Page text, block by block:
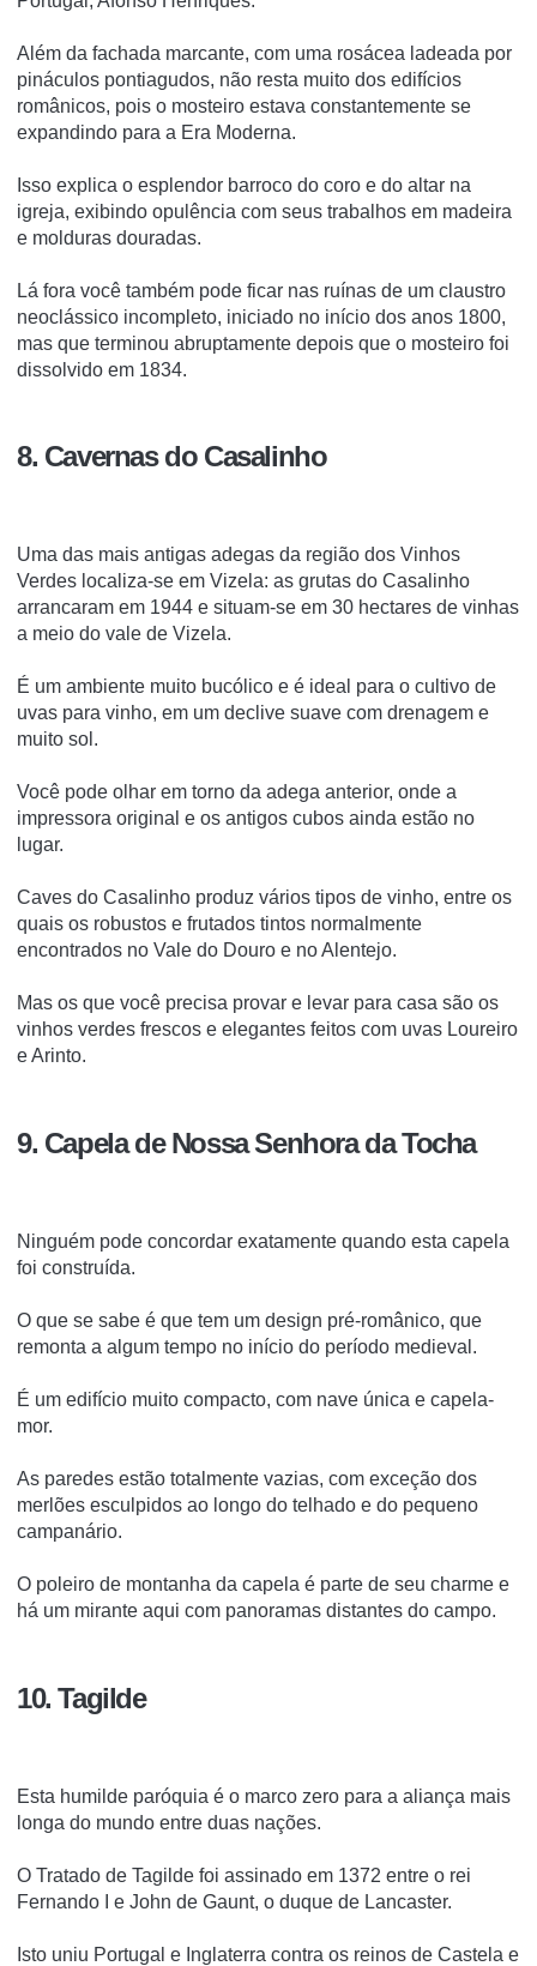
Além da fachada marcante, com uma rosácea ladeada por
pináculos pontiagudos, não resta muito dos edifícios
românicos, pois o mosteiro estava constantemente se
expandindo para a Era Moderna.
Isso explica o esplendor barroco do coro e do altar na
igreja, exibindo opulência com seus trabalhos em madeira
e molduras douradas.
Lá fora você também pode ficar nas ruínas de um claustro
neoclássico incompleto, iniciado no início dos anos 1800,
mas que terminou abruptamente depois que o mosteiro foi
dissolvido em 1834.
8. Cavernas do Casalinho
Uma das mais antigas adegas da região dos Vinhos
Verdes localiza-se em Vizela: as grutas do Casalinho
arrancaram em 1944 e situam-se em 30 hectares de vinhas
a meio do vale de Vizela.
É um ambiente muito bucólico e é ideal para o cultivo de
uvas para vinho, em um declive suave com drenagem e
muito sol.
Você pode olhar em torno da adega anterior, onde a
impressora original e os antigos cubos ainda estão no
lugar.
Caves do Casalinho produz vários tipos de vinho, entre os
quais os robustos e frutados tintos normalmente
encontrados no Vale do Douro e no Alentejo.
Mas os que você precisa provar e levar para casa são os
vinhos verdes frescos e elegantes feitos com uvas Loureiro
e Arinto.
9. Capela de Nossa Senhora da Tocha
Ninguém pode concordar exatamente quando esta capela
foi construída.
O que se sabe é que tem um design pré-românico, que
remonta a algum tempo no início do período medieval.
É um edifício muito compacto, com nave única e capela-
mor.
As paredes estão totalmente vazias, com exceção dos
merlões esculpidos ao longo do telhado e do pequeno
campanário.
O poleiro de montanha da capela é parte de seu charme e
há um mirante aqui com panoramas distantes do campo.
10. Tagilde
Esta humilde paróquia é o marco zero para a aliança mais
longa do mundo entre duas nações.
O Tratado de Tagilde foi assinado em 1372 entre o rei
Fernando I e John de Gaunt, o duque de Lancaster.
Isto uniu Portugal e Inglaterra contra os reinos de Castela e